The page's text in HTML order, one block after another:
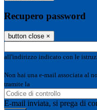
Recupero password
button close ×
all'indirizzo indicato con le
Non hai una e-mail associata al
tramite la
E-mail inviata, si prega di